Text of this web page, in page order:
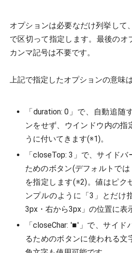
オプションは必要なだけ列挙して
で区切って指定します。最後のオ
カンマ記号は不要です。
上記で指定したオプションの意味
「duration: 0」で、自動追随
ンをせず、ウインドウ内の指
うに付いてきます(※1)。
「closeTop: 3」で、サイド
ためのボタン(デフォルトで
を指定します(※2)。値はピク
ンプルのように「3」とだけ
3px・右から3px」の位置に表
「closeChar: '■'」で、サイ
るためのボタンに使われる文